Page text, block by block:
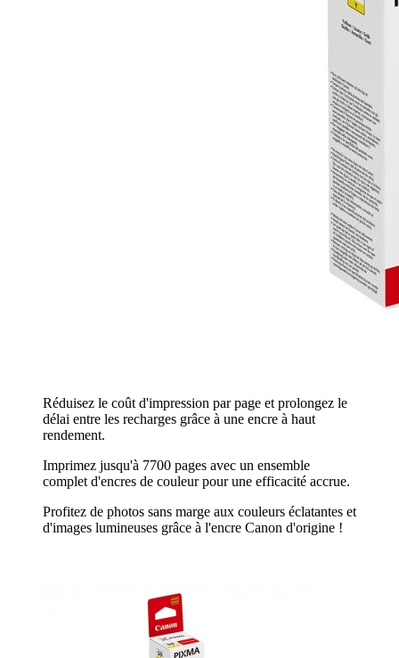
Réduisez le coût d'impression par page et prolongez le
délai entre les recharges grâce à une encre à haut
rendement.
Imprimez jusqu'à 7700 pages avec un ensemble
complet d'encres de couleur pour une efficacité accrue.
Profitez de photos sans marge aux couleurs éclatantes et
d'images lumineuses grâce à l'encre Canon d'origine !